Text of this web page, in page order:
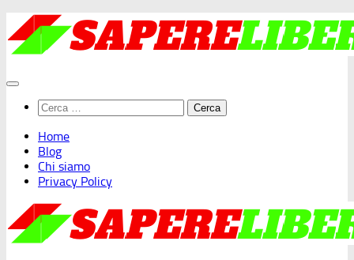
Salta
al
contenuto
Ricerca
per:
Home
Blog
Chi siamo
Privacy Policy